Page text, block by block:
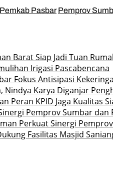
Pemkab Pasbar Pemprov
Barat Siap Jadi Tuan
Irigasi Pascabencana
Fokus Antisipasi
Karya Diganjar
Peran KPID Jaga Kualitas
Pemprov Sumbar dan
Perkuat Sinergi
Fasilitas Masjid